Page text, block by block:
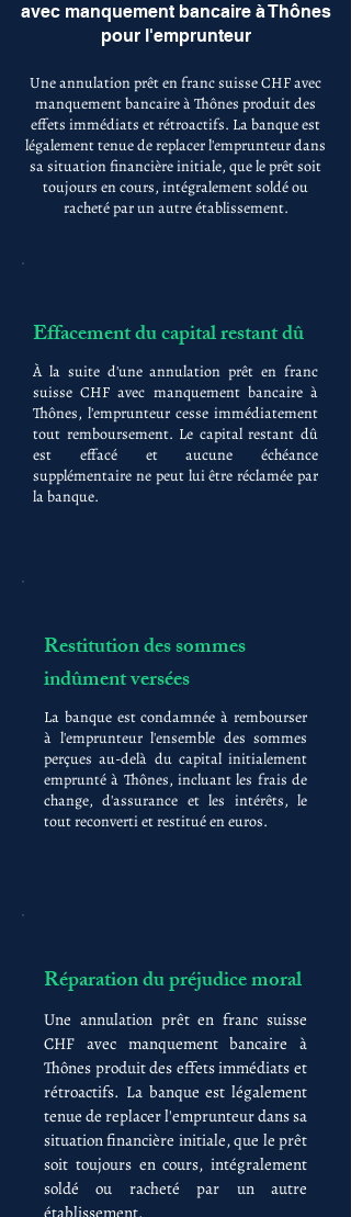
avec manquement bancaire à Thônes
pour l'emprunteur
Une annulation prêt en franc suisse CHF avec
manquement bancaire à Thônes produit des
effets immédiats et rétroactifs. La banque est
légalement tenue de replacer l'emprunteur dans
sa situation financière initiale, que le prêt soit
toujours en cours, intégralement soldé ou
racheté par un autre établissement.
Effacement du capital restant dû
À la suite d'une annulation prêt en franc
suisse CHF avec manquement bancaire à
Thônes, l'emprunteur cesse immédiatement
tout remboursement. Le capital restant dû
est effacé et aucune échéance
supplémentaire ne peut lui être réclamée par
la banque.
Restitution des sommes
indûment versées
La banque est condamnée à rembourser
à l'emprunteur l'ensemble des sommes
perçues au-delà du capital initialement
emprunté à Thônes, incluant les frais de
change, d'assurance et les intérêts, le
tout reconverti et restitué en euros.
Réparation du préjudice moral
Une annulation prêt en franc suisse
CHF avec manquement bancaire à
Thônes produit des effets immédiats et
rétroactifs. La banque est légalement
tenue de replacer l'emprunteur dans sa
situation financière initiale, que le prêt
soit toujours en cours, intégralement
soldé ou racheté par un autre
établissement.